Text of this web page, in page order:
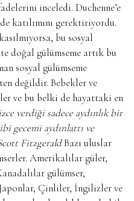
inceledi. Duchenne’e
katılımını gerektiriyordu.
bu sosyal
doğal gülümseme artık bu
sosyal gülümseme
değildir. Bebekler ve
ve bu belki de hayattaki en
verdiği sadece aydınlık bir
gecemi aydınlattı ve
FitzgeraldBazı uluslar
Amerikalılar güler,
gülümser,
Çinliler, İngilizler ve